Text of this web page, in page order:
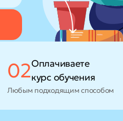
02Оплачиваете
курс обучения
Любым подходящим способом